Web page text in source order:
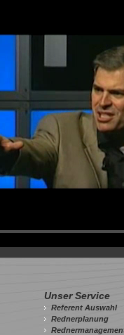
Unser Service
Referent Auswahl
Rednerplanung